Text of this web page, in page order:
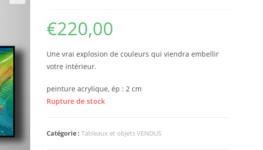
€220,00
Une vrai explosion de couleurs qui viendra embellir
votre intérieur.
peinture acrylique, ép : 2 cm
Rupture de stock
Catégorie :Tableaux et objets VENDUS